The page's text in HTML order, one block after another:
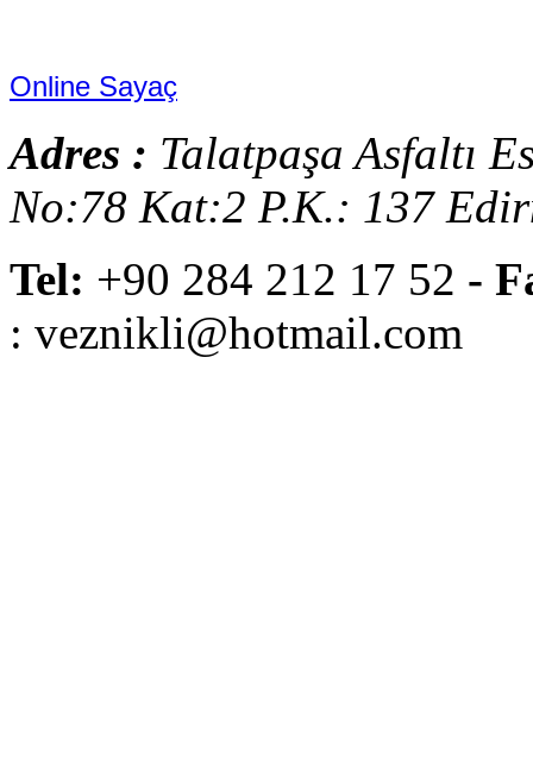
Online Sayaç
Adres : Talatpaşa Asfaltı
No:78 Kat:2 P.K.: 137
Tel: +90 284 212 17 52 -
: veznikli@hotmail.com